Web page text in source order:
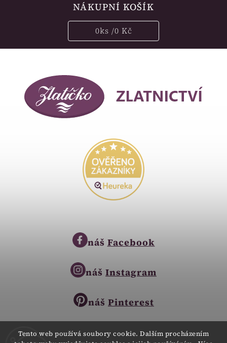
Tento web používá soubory cookie. Dalším procházením
NÁKUPNÍ KOŠÍK
0ks /0 Kč
náš Facebook
náš Instagram
náš Pinterest